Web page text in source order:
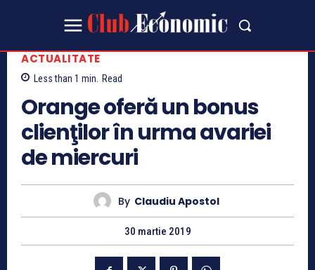
ACTUALITATE
Less than 1 min. Read
Orange oferă un bonus
clienţilor în urma avariei
de miercuri
By Claudiu Apostol
30 martie 2019